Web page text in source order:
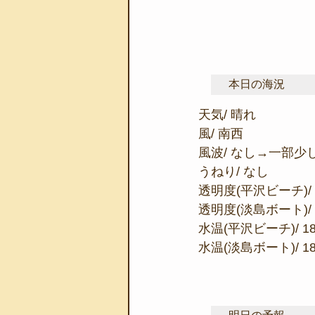
本日の海況
天気/ 晴れ
風/ 南西
風波/ なし→一部少
うねり/ なし
透明度(平沢ビーチ)/
透明度(淡島ボート)/
水温(平沢ビーチ)/
水温(淡島ボート)/